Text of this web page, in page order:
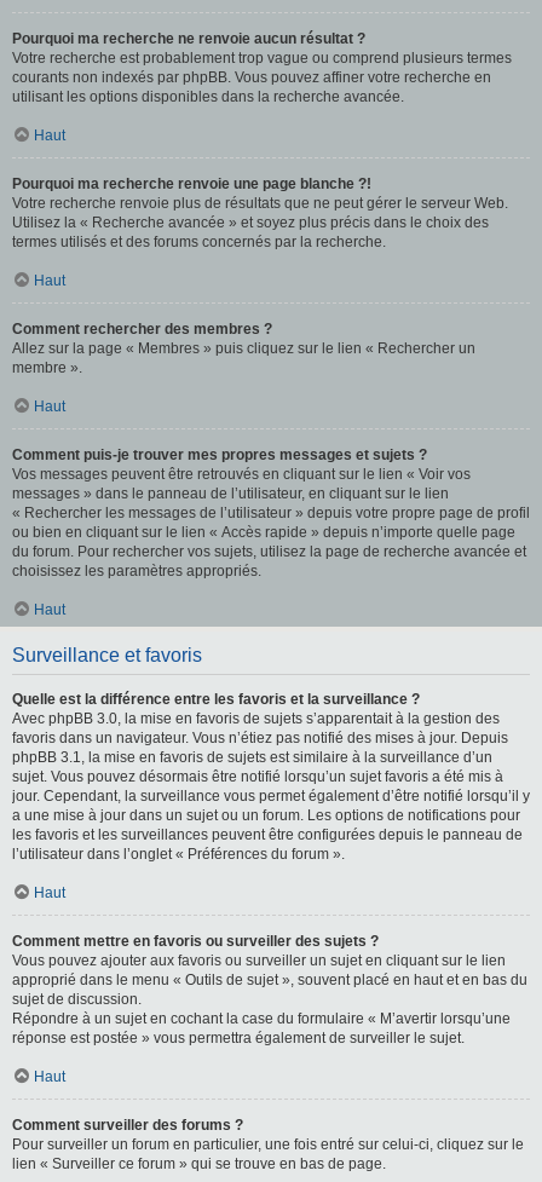
Pourquoi ma recherche ne renvoie aucun résultat ?
Votre recherche est probablement trop vague ou comprend plusieurs termes
courants non indexés par phpBB. Vous pouvez affiner votre recherche en
utilisant les options disponibles dans la recherche avancée.
Haut
Pourquoi ma recherche renvoie une page blanche ?!
Votre recherche renvoie plus de résultats que ne peut gérer le serveur Web.
Utilisez la « Recherche avancée » et soyez plus précis dans le choix des
termes utilisés et des forums concernés par la recherche.
Haut
Comment rechercher des membres ?
Allez sur la page « Membres » puis cliquez sur le lien « Rechercher un
membre ».
Haut
Comment puis-je trouver mes propres messages et sujets ?
Vos messages peuvent être retrouvés en cliquant sur le lien « Voir vos
messages » dans le panneau de l’utilisateur, en cliquant sur le lien
« Rechercher les messages de l’utilisateur » depuis votre propre page de profil
ou bien en cliquant sur le lien « Accès rapide » depuis n’importe quelle page
du forum. Pour rechercher vos sujets, utilisez la page de recherche avancée et
choisissez les paramètres appropriés.
Haut
Surveillance et favoris
Quelle est la différence entre les favoris et la surveillance ?
Avec phpBB 3.0, la mise en favoris de sujets s’apparentait à la gestion des
favoris dans un navigateur. Vous n’étiez pas notifié des mises à jour. Depuis
phpBB 3.1, la mise en favoris de sujets est similaire à la surveillance d’un
sujet. Vous pouvez désormais être notifié lorsqu’un sujet favoris a été mis à
jour. Cependant, la surveillance vous permet également d’être notifié lorsqu’il y
a une mise à jour dans un sujet ou un forum. Les options de notifications pour
les favoris et les surveillances peuvent être configurées depuis le panneau de
l’utilisateur dans l’onglet « Préférences du forum ».
Haut
Comment mettre en favoris ou surveiller des sujets ?
Vous pouvez ajouter aux favoris ou surveiller un sujet en cliquant sur le lien
approprié dans le menu « Outils de sujet », souvent placé en haut et en bas du
sujet de discussion.
Répondre à un sujet en cochant la case du formulaire « M’avertir lorsqu’une
réponse est postée » vous permettra également de surveiller le sujet.
Haut
Comment surveiller des forums ?
Pour surveiller un forum en particulier, une fois entré sur celui-ci, cliquez sur le
lien « Surveiller ce forum » qui se trouve en bas de page.